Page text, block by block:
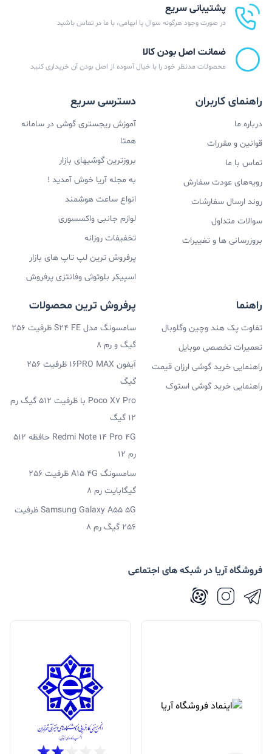
پشتیبانی سریع
در صورت وجود هرگونه سوال یا ابهامی، با ما در تماس باشید
ضمانت اصل بودن کالا
محصولات مدنظر خود را با خیال آسوده از اصل بودن آن خریداری کنید
راهنمای کاربران
درباره ما
قوانین و مقررات
تماس با ما
رویه‌های عودت سفارش
روند ارسال سفارشات
سوالات متداول
بروزرسانی ها و تغییرات
دسترسی سریع
آموزش ریجستری گوشی در سامانه
همتا
بروزترین گوشیهای بازار
به مجله آریا خوش آمدید !
انواع ساعت هوشمند
لوازم جانبی واکسسوری
تخفیفات روزانه
پرفروش ترین لپ تاپ های بازار
اسپیکر بلوتوثی وفانتزی پرفروش
راهنما
تفاوت پک هند وچین وگلوبال
تعمیرات تخصصی موبایل
راهنمایی خرید گوشی ارزان قیمت
راهنمایی خرید گوشی استوک
پرفروش ترین محصولات
سامسونگ مدل S24 FE ظرفیت 256
گیگ و رم 8
آیفون 16PRO MAX ظرفیت 256
گیگ
Poco X7 Pro با ظرفیت 512 گیگ رم
12 گیگ
Redmi Note 14 Pro 4G حافظه 512
رم 12
سامسونگ A15 4G ظرفیت 256
گیگابایت رم 8
Samsung Galaxy A55 5G ظرفیت
256 گیگ رم 8
فروشگاه آریا در شبکه های اجتماعی